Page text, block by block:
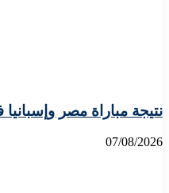
نتيجة مباراة مصر
07/08/2026